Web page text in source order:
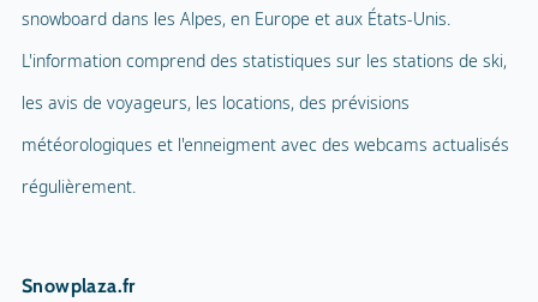
Parc d'aventure
Terrain de jeux
Mascotte
Piscine intérieure
Ballade en ballon
Tennis en salle
Sentiers de randonnée
snowboard dans les Alpes, en Europe et aux États-Unis.
L'information comprend des statistiques sur les stations de ski,
les avis de voyageurs, les locations, des prévisions
météorologiques et l'enneigment avec des webcams actualisés
régulièrement.
Snowplaza.fr